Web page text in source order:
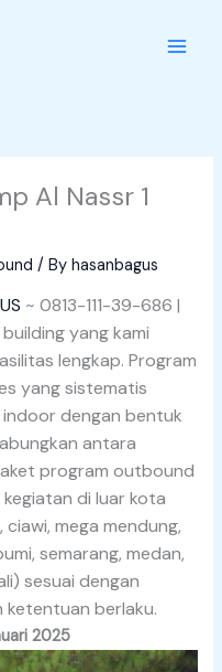
Al Nassr 1
/ Byhasanbagus
~ 0813-111-39-686 |
yang kami
lengkap. Program
yang sistematis
dengan bentuk
antara
program outbound
kegiatan di luar kota
mega mendung,
semarang, medan,
sesuai dengan
berlaku.
2025